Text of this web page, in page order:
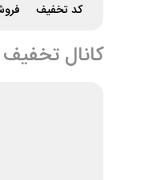
کد تخفیف
کانال تخفیف